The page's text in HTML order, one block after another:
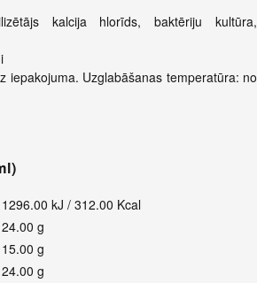
kalcija hlorīds, baktēriju kultūra,
iepakojuma. Uzglabāšanas temperatūra: no
1296.00 kJ / 312.00 Kcal
24.00 g
15.00 g
24.00 g